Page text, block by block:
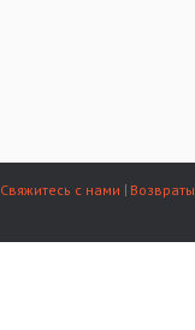
Свяжитесь с нами Возвраты